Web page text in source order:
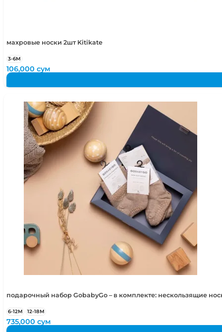
махровые носки 2шт Kitikate
3-6М
106,000сум
подарочный набор GobabyGo – в комплекте: нескользящие
6-12М 12-18М
735,000сум